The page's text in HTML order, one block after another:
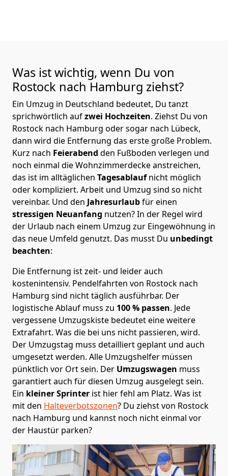
Was ist wichtig, wenn Du von
Rostock nach Hamburg ziehst?
Ein Umzug in Deutschland bedeutet, Du tanzt
sprichwörtlich aufzwei Hochzeiten. Ziehst Du von
Rostock nach Hamburg oder sogar nach Lübeck,
dann wird die Entfernung das erste große Problem.
Kurz nach Feierabend den Fußboden verlegen und
noch einmal die Wohnzimmerdecke anstreichen,
das ist im alltäglichen Tagesablaufnicht möglich
oder kompliziert. Arbeit und Umzug sind so nicht
vereinbar. Und den Jahresurlaubfür einen
stressigen Neuanfang nutzen? In der Regel wird
der Urlaub nach einem Umzug zur Eingewöhnung in
das neue Umfeld genutzt. Das musst Du unbedingt
beachten:
Die Entfernung ist zeit- und leider auch
kostenintensiv. Pendelfahrten von Rostock nach
Hamburg sind nicht täglich ausführbar. Der
logistische Ablauf muss zu 100 % passen. Jede
vergessene Umzugskiste bedeutet eine weitere
Extrafahrt. Was die bei uns nicht passieren, wird.
Der Umzugstag muss detailliert geplant und auch
umgesetzt werden. Alle Umzugshelfer müssen
pünktlich vor Ort sein. Der Umzugswagen muss
garantiert auch für diesen Umzug ausgelegt sein.
Ein kleiner Sprinter ist hier fehl am Platz. Was ist
mit den Halteverbotszonen? Du ziehst von Rostock
nach Hamburg und kannst noch nicht einmal vor
der Haustür parken?